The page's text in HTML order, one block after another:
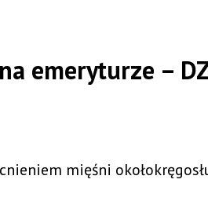
emeryturze –
mięśni